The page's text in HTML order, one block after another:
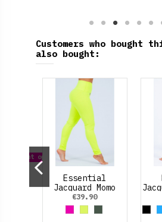
Customers who bought
also bought:
options
Essential
Jacquard Momo
(con textura).
€39.90
FucsiaAmarillo Neon
Verde Oliva